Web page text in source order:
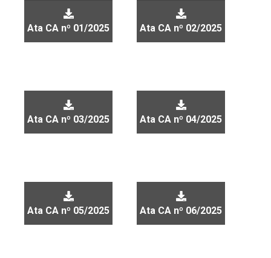
Ata CA nº 01/2025 Ata CA nº 02/2025
Ata CA nº 03/2025 Ata CA nº 04/2025
Ata CA nº 05/2025 Ata CA nº 06/2025